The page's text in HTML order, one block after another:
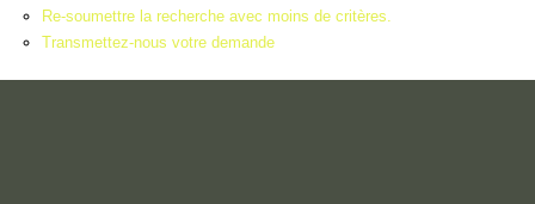
Appartements
Locaux Professionnels
Re-soumettre la recherche avec moins de critères.
Transmettez-nous votre demande